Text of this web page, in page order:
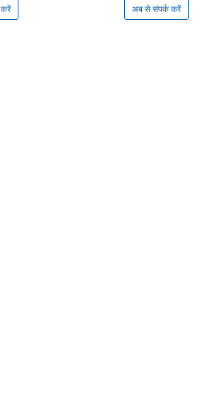
अब से संपर्क करें